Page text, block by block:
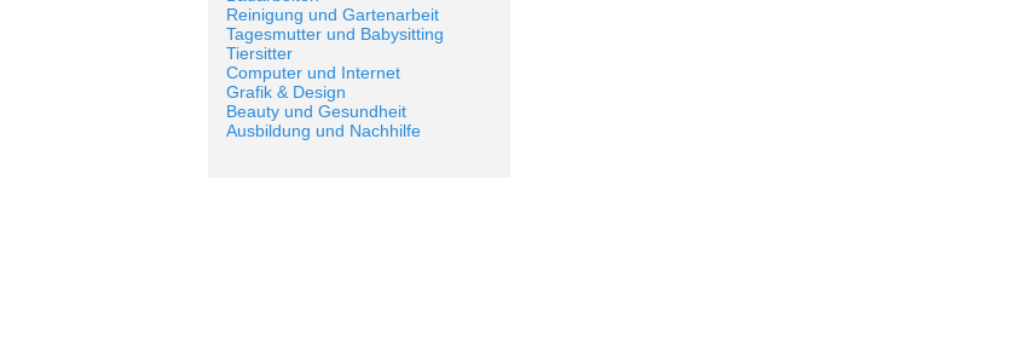
Reinigung und Gartenarbeit
Tagesmutter und Babysitting
Tiersitter
Computer und Internet
Grafik & Design
Beauty und Gesundheit
Ausbildung und Nachhilfe